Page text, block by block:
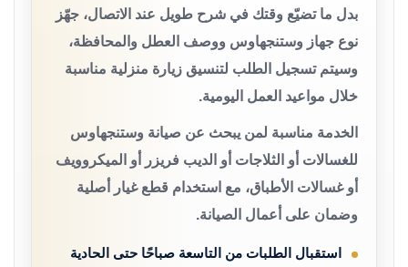
بدل ما تضيّع وقتك في شرح طويل عند الاتصال، جهّز
نوع جهاز وستنجهاوس ووصف العطل والمحافظة،
وسيتم تسجيل الطلب لتنسيق زيارة منزلية مناسبة
خلال مواعيد العمل اليومية.
الخدمة مناسبة لمن يبحث عن صيانة وستنجهاوس
للغسالات أو الثلاجات أو الديب فريزر أو الميكروويف
أو غسالات الأطباق، مع استخدام قطع غيار أصلية
وضمان على أعمال الصيانة.
استقبال الطلبات من التاسعة صباحًا حتى الحادية